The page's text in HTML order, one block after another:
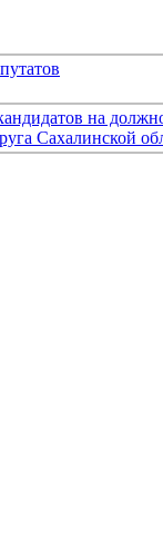
на
Сахалинской